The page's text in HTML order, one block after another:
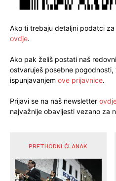
Ako ti trebaju detaljni podatci
ovdje.
Ako pak želiš postati naš
ostvaruješ posebne
ispunjavanjem ove prijavnice.
Prijavi se na naš newsletter
najvažnije obavijesti vezano za
PRETHODNI ČLANAK